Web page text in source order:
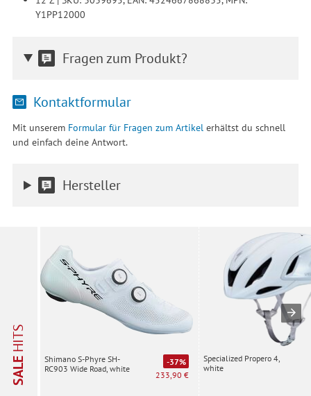
Y1PP12000
Fragen zum Produkt?
Kontaktformular
Mit unserem Formular für Fragen zum Artikel erhältst du schnell
und einfach deine Antwort.
Hersteller
SALE
HITS
Shimano S-Phyre SH-
RC903 Wide Road, white
-37%
233,90 €
Specialized Propero 4,
white